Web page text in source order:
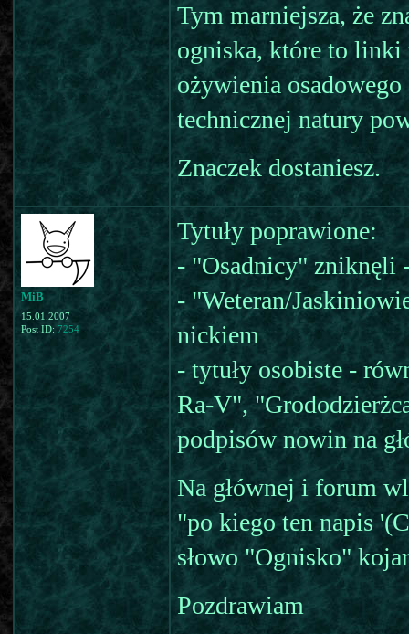
Tym marniejsza, że
ogniska, które to linki
ożywienia
technicznej natury
Znaczek dostaniesz.
MiB
15.01.2007
Post ID:7254
Tytuły poprawione:
- "Osadnicy" zniknęli
- "Weteran/
nickiem
- tytuły osobiste -
Ra-V",
podpisów nowin na
Na głównej i forum
"po kiego ten napis
słowo "Ognisko"
Pozdrawiam